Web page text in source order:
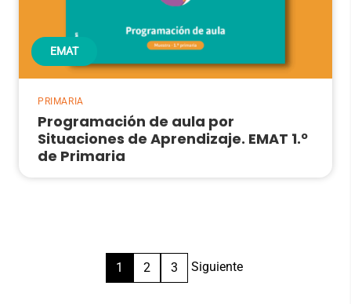
EMAT
PRIMARIA
Programación de aula por
Situaciones de Aprendizaje. EMAT 1.º
de Primaria
Paginación
1 2 3 Siguiente